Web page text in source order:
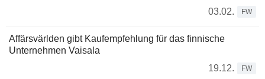
03.02.
FW
Affärsvärlden gibt Kaufempfehlung für das finnische
Unternehmen Vaisala
19.12.
FW